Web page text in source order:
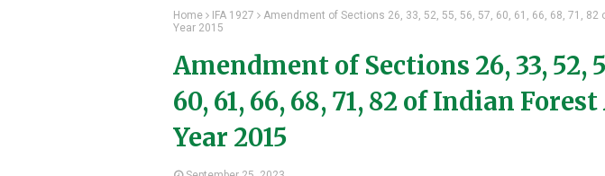
Maharasht
ra
Home IFA 1927
Amendment of Sections 26, 33, 52, 55, 56, 57, 60, 61, 66, 68, 71, 82
Year 2015
Amendment of Sections 26, 33, 52,
60, 61, 66, 68, 71, 82 of Indian Forest
Year 2015